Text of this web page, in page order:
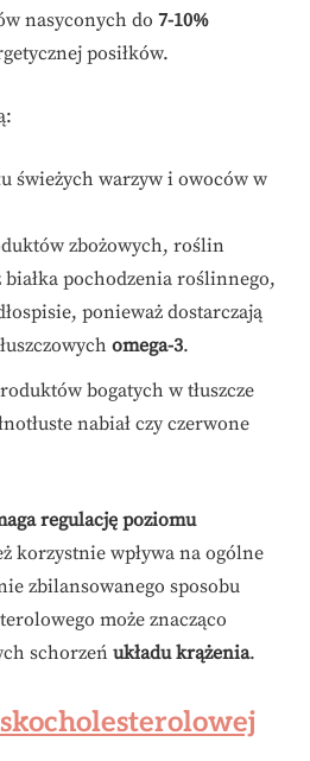
nasyconych do 7-10%
posiłków.
świeżych warzyw i owoców w
zbożowych, roślin
pochodzenia roślinnego,
ponieważ dostarczają
omega-3.
bogatych w tłuszcze
nabiał czy czerwone
regulację poziomu
korzystnie wpływa na ogólne
zbilansowanego sposobu
może znacząco
schorzeń układu krążenia.